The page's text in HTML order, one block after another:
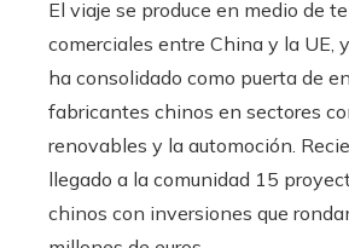
El viaje se produce en medio de
comerciales entre China y la UE,
ha consolidado como puerta de
fabricantes chinos en sectores
renovables y la automoción.
llegado a la comunidad 15
chinos con inversiones que